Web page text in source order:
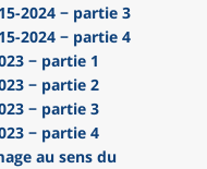
2024 − partie 3
2024 − partie 4
− partie 1
− partie 2
− partie 3
− partie 4
au sens du